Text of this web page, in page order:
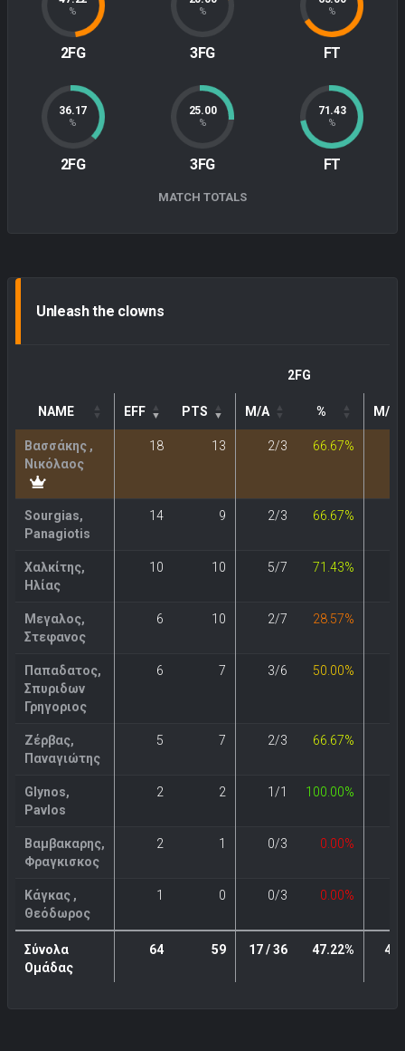
%
2FG
%
3FG
%
FT
36.17
%
2FG
25.00
%
3FG
71.43
%
FT
MATCH TOTALS
Unleash the clowns
2FG
NAME EFF PTS M/A % M/A
Βασσάκης ,
Νικόλαος
18 13 2/3 66.67%
Sourgias,
Panagiotis
14 9 2/3 66.67%
Χαλκίτης,
Ηλίας
10 10 5/7 71.43%
Μεγαλος,
Στεφανος
6 10 2/7 28.57%
Παπαδατος,
Σπυριδων
Γρηγοριος
6 7 3/6 50.00%
Ζέρβας,
Παναγιώτης
5 7 2/3 66.67%
Glynos,
Pavlos
2 2 1/1 100.00%
Βαμβακαρης,
Φραγκισκος
2 1 0/3 0.00%
Κάγκας ,
Θεόδωρος
1 0 0/3 0.00%
Σύνολα
Ομάδας
64 59 17 / 36 47.22% 4 /